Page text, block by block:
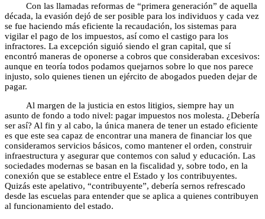
Con las llamadas reformas de “primera generación” de aquella
década, la evasión dejó de ser posible para los individuos y cada vez
se fue haciendo más eficiente la recaudación, los sistemas para
vigilar el pago de los impuestos, así como el castigo para los
infractores. La excepción siguió siendo el gran capital, que sí
encontró maneras de oponerse a cobros que consideraban excesivos:
aunque en teoría todos podamos quejarnos sobre lo que nos parece
injusto, solo quienes tienen un ejército de abogados pueden dejar de
pagar.
Al margen de la justicia en estos litigios, siempre hay un
asunto de fondo a todo nivel: pagar impuestos nos molesta. ¿Debería
ser así? Al fin y al cabo, la única manera de tener un estado eficiente
es que este sea capaz de encontrar una manera de financiar los que
consideramos servicios básicos, como mantener el orden, construir
infraestructura y asegurar que contemos con salud y educación. Las
sociedades modernas se basan en la fiscalidad y, sobre todo, en la
conexión que se establece entre el Estado y los contribuyentes.
Quizás este apelativo, “contribuyente”, debería sernos refrescado
desde las escuelas para entender que se aplica a quienes contribuyen
al funcionamiento del estado.